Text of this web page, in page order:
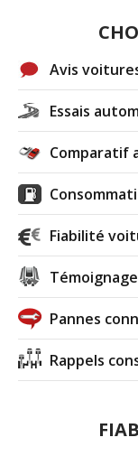
Avis
Essais
Comparatif
Fiabilité
Pannes
Rappels